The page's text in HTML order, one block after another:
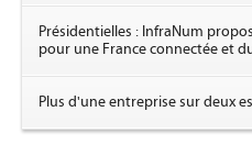
Présidentielles : InfraNum
pour une France connectée et
Plus d'une entreprise sur deux